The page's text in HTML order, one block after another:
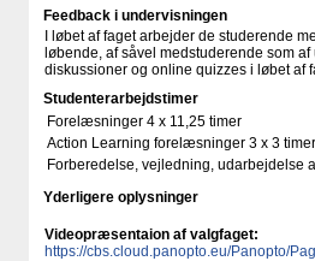
Feedback i undervisningen
I løbet af faget arbejder de studerende
løbende, af såvel medstuderende som
diskussioner og online quizzes i løbet af
Studenterarbejdstimer
Forelæsninger 4 x 11,25 timer
Action Learning forelæsninger 3 x 3 timer
Forberedelse, vejledning, udarbejdelse
Yderligere oplysninger
Videopræsentaion af valgfaget:
https://cbs.cloud.panopto.eu/Panopto/